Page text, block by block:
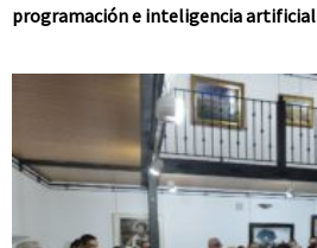
programación e inteligencia artificial